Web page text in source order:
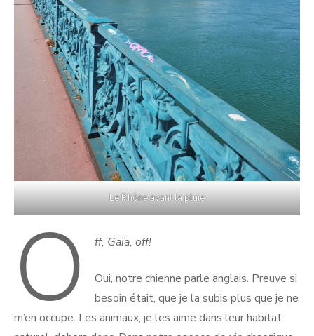
Le Rhône avant la pluie
O ff, Gaïa, off!
Oui, notre chienne parle anglais. Preuve si
besoin était, que je la subis plus que je ne
m’en occupe. Les animaux, je les aime dans leur habitat